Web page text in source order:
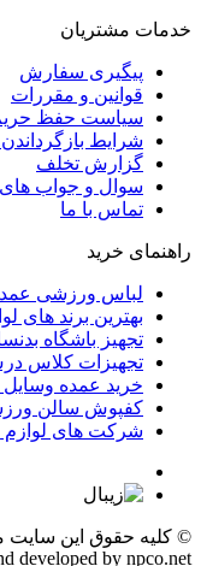
خدمات مشتریان
پیگیری سفارش
قوانین و مقررات
سیاست حفظ
شرایط بازگرداندن
گزارش تخلف
سوال و جواب های
تماس با ما
راهنمای خرید
لباس ورزشی
بهترین برند های
تجهیز باشگاه
تجهیزات کلاس
خرید عمده وسایل
کفپوش سالن
شرکت های لوازم
© کلیه حقوق این سایت
developed by npco.net